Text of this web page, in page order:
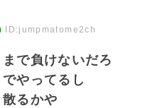
ID:jumpmatome2ch
で負けないだろ
やってるし
るかや